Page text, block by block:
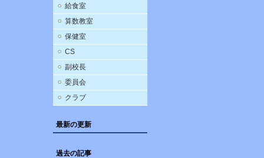
給食室
算数教室
保健室
CS
副校長
委員会
クラブ
最新の更新
過去の記事